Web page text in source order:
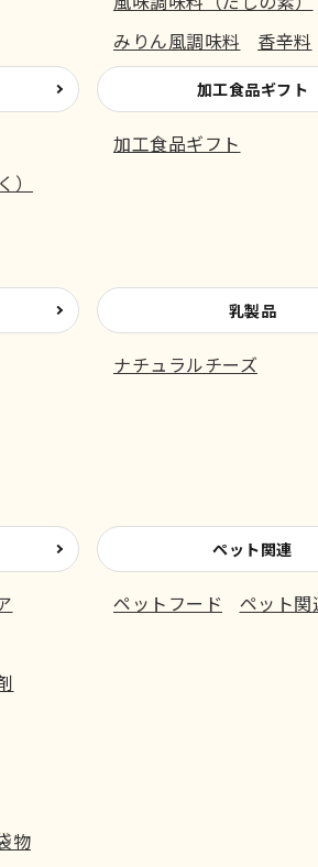
みりん風調味料
香辛料
加工食品ギフト
加工食品ギフト
乳製品
ナチュラルチーズ
物
ペット関連
ペットフード ペット関